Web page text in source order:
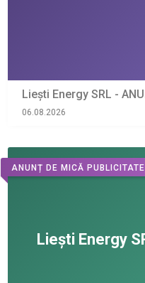
Liești Energy SRL -
06.08.2026
ANUNȚ DE MICĂ